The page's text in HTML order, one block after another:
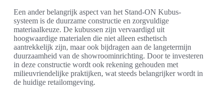
Een ander belangrijk aspect van het Stand-ON Kubus-
systeem is de duurzame constructie en zorgvuldige
materiaalkeuze. De kubussen zijn vervaardigd uit
hoogwaardige materialen die niet alleen esthetisch
aantrekkelijk zijn, maar ook bijdragen aan de langetermijn
duurzaamheid van de showroominrichting. Door te investeren
in deze constructie wordt ook rekening gehouden met
milieuvriendelijke praktijken, wat steeds belangrijker wordt in
de huidige retailomgeving.